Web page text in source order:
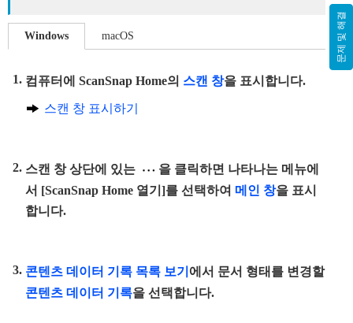
Windows
컴퓨터에 ScanSnap Home의 스캔 창을 표시합니다.
스캔 창 표시하기
스캔 창 상단에 있는
을 클릭하면 나타나는 메뉴에
서 [ScanSnap Home 열기]를 선택하여 메인 창을 표시
합니다.
콘텐츠 데이터 기록 목록 보기 에서 문서 형태를 변경할
콘텐츠 데이터 기록을 선택합니다.
macOS 문제 및 해결